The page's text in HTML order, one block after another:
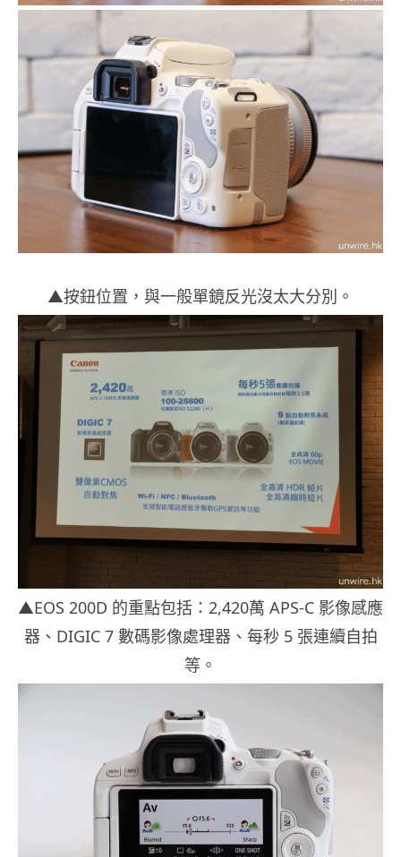
▲按鈕位置，與一般單鏡反光沒太大分別。
▲EOS 200D 的重點包括：2,420萬 APS-C 影像感應
器、DIGIC 7 數碼影像處理器、每秒 5 張連續自拍
等。